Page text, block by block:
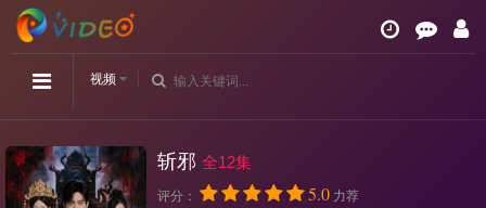
视频
斩邪 全12集
评分： 5.0 力荐